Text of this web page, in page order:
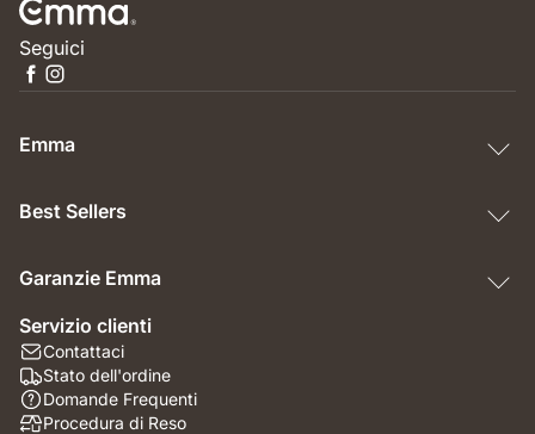
Seguici
Emma
Best Sellers
Garanzie Emma
Servizio clienti
Contattaci
Stato dell'ordine
Domande Frequenti
Procedura di Reso